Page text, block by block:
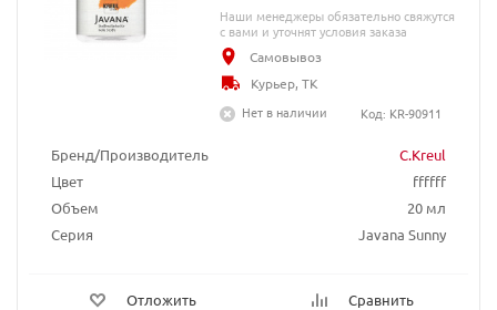
Бренд/Производитель
C.Kreul
Цвет
ffffff
Объем
20 мл
Серия
Javana Sunny
Отложить Сравнить
Наши менеджеры обязательно свяжутся
с вами и уточнят условия заказа
Самовывоз
Курьер, ТК
Нет в наличии
Код: KR-90911